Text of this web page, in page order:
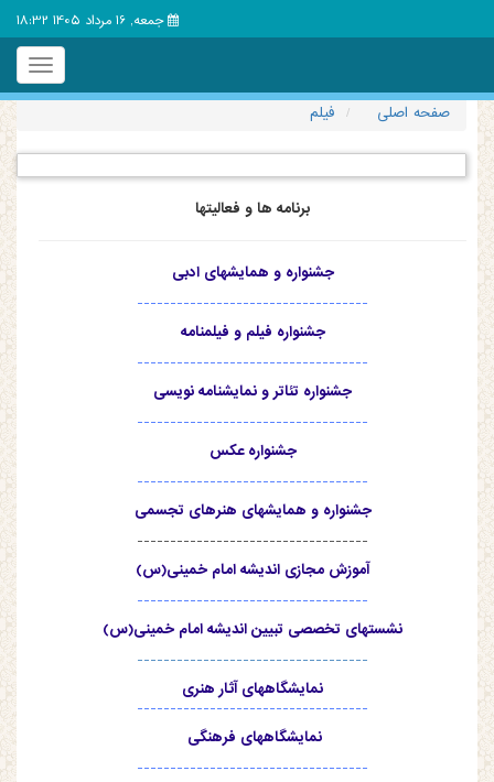
جمعه, 16 مرداد 1405 18:32
Toggle
صفحه اصلی
فیلم
برنامه ها و فعالیتها
جشنواره و همایشهای ادبی
-----------------------------------
جشنواره فیلم و فیلمنامه
-----------------------------------
جشنواره تئاتر و نمایشنامه نویسی
-----------------------------------
جشنواره عکس
-----------------------------------
جشنواره و همایشهای هنرهای تجسمی
-----------------------------------
آموزش مجازی اندیشه امام خمینی(س)
-----------------------------------
نشستهای تخصصی تبیین اندیشه امام خمینی(س)
-----------------------------------
نمایشگاههای آثار هنری
-----------------------------------
نمایشگاههای فرهنگی
-----------------------------------